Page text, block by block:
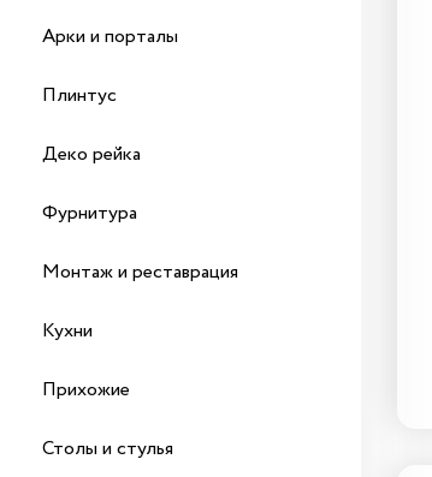
Арки и порталы
Плинтус
Деко рейка
Фурнитура
Монтаж и реставрация
Кухни
Прихожие
Столы и стулья